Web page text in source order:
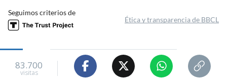
Seguimos criterios de
Ética y transparencia de BBCL
83.700
visitas